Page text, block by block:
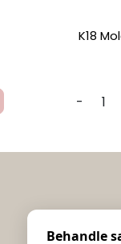
K18
-
Behandle